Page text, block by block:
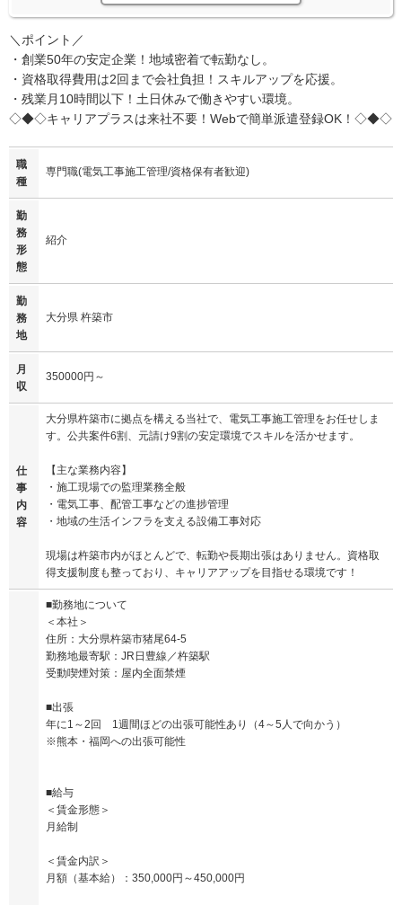
＼ポイント／
・創業50年の安定企業！地域密着で転勤なし。
・資格取得費用は2回まで会社負担！スキルアップを応援。
・残業月10時間以下！土日休みで働きやすい環境。
◇◆◇キャリアプラスは来社不要！Webで簡単派遣登録OK！◇◆◇
職
種
専門職(電気工事施工管理/資格保有者歓迎)
勤
務
形
態
紹介
勤
務
地
大分県 杵築市
月
収
350000円～
仕
事
内
容
大分県杵築市に拠点を構える当社で、電気工事施工管理をお任せしま
す。公共案件6割、元請け9割の安定環境でスキルを活かせます。
【主な業務内容】
・施工現場での監理業務全般
・電気工事、配管工事などの進捗管理
・地域の生活インフラを支える設備工事対応
現場は杵築市内がほとんどで、転勤や長期出張はありません。資格取
得支援制度も整っており、キャリアアップを目指せる環境です！
■勤務地について
＜本社＞
住所：大分県杵築市猪尾64-5
勤務地最寄駅：JR日豊線／杵築駅
受動喫煙対策：屋内全面禁煙
■出張
年に1～2回 1週間ほどの出張可能性あり（4～5人で向かう）
※熊本・福岡への出張可能性
■給与
＜賃金形態＞
月給制
＜賃金内訳＞
月額（基本給）：350,000円～450,000円